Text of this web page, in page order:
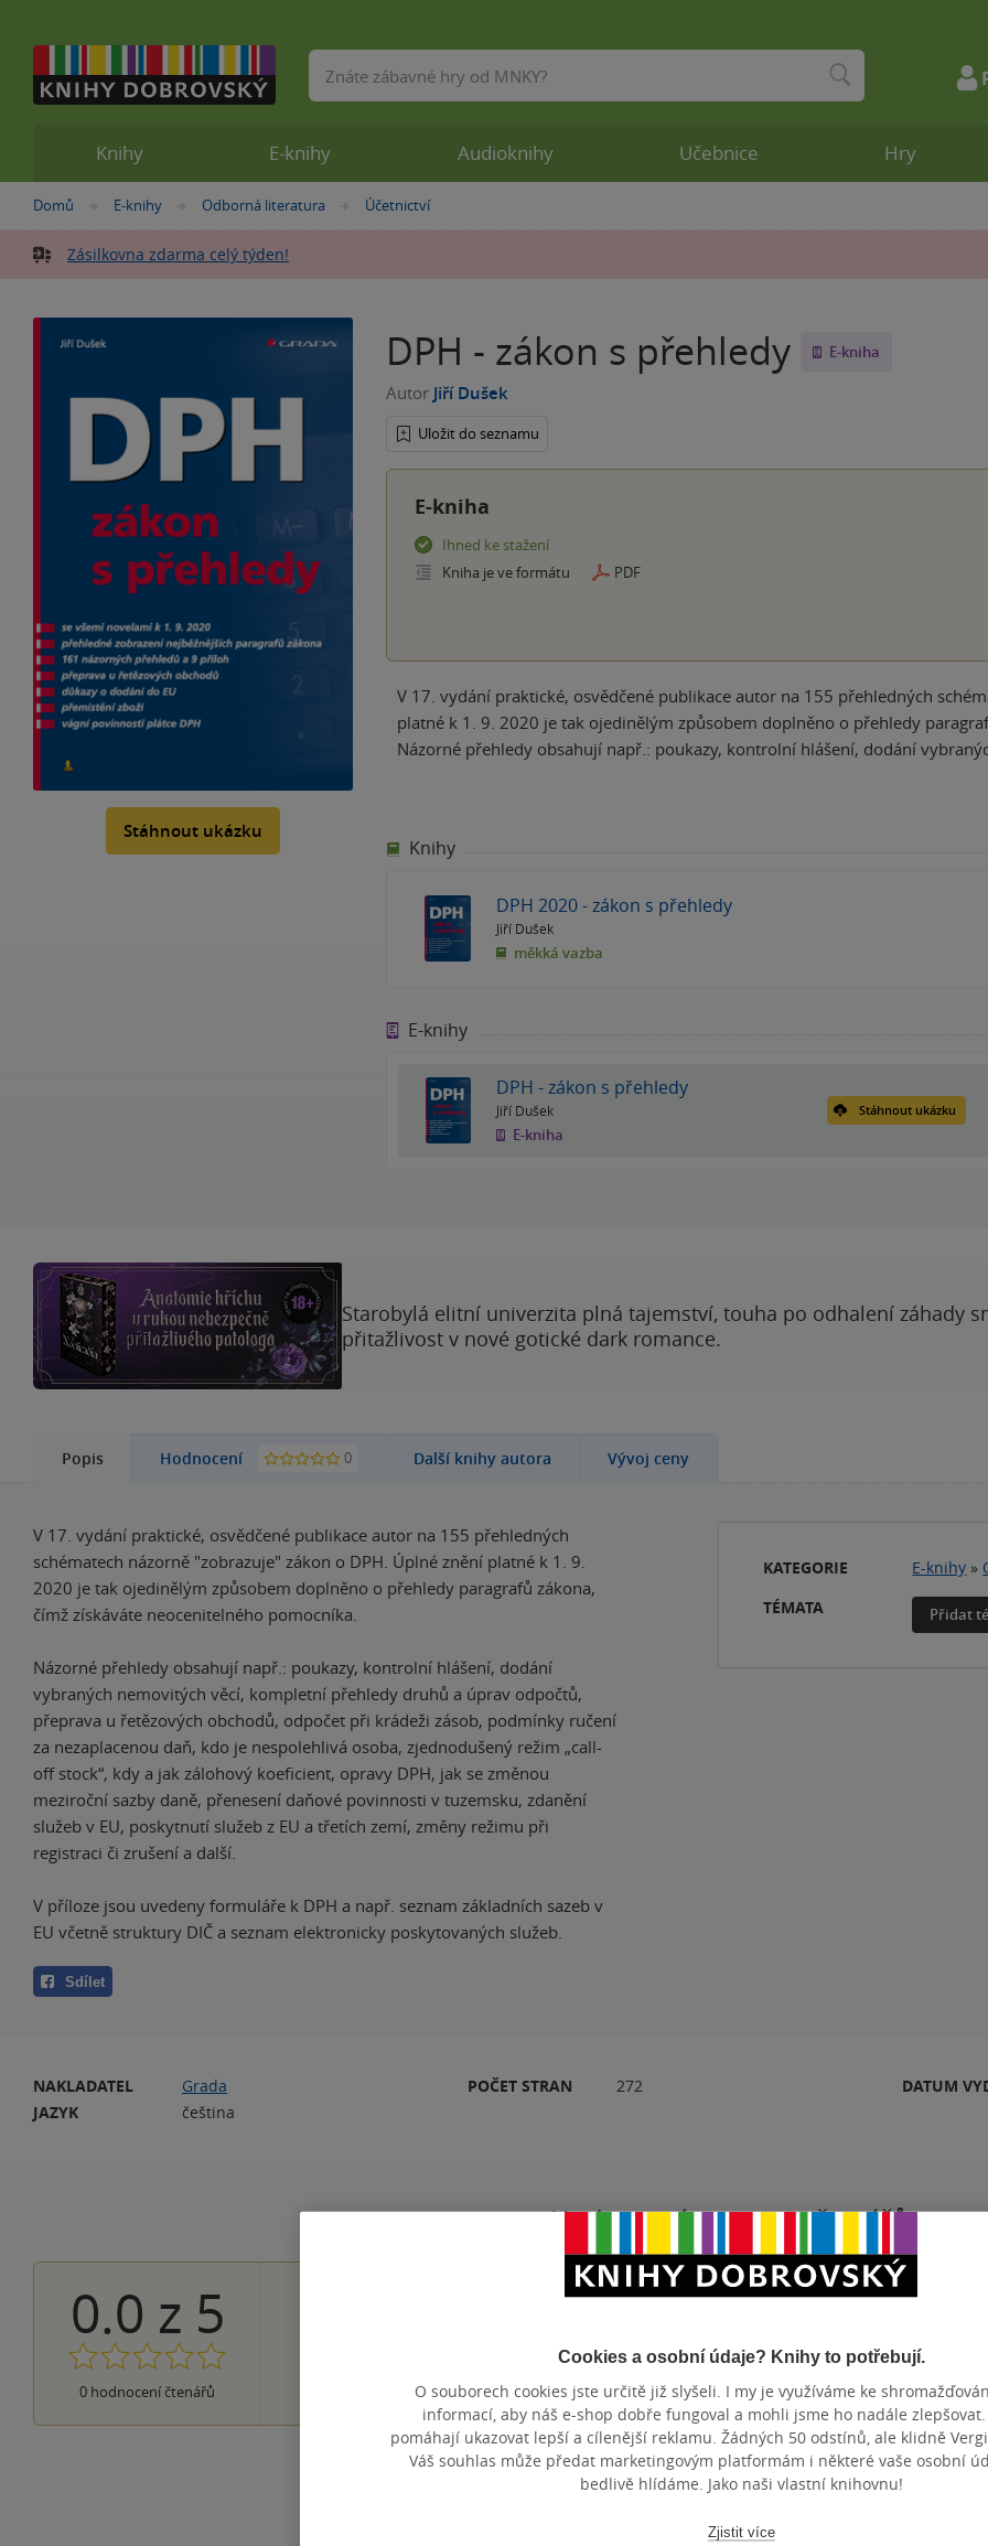
Nacházíte
zde:
Domů »
E-knihy »
Odborná literatura »
Účetnictví
Zásilkovna zdarma celý týden!
Stáhnout ukázku
DPH - zákon s přehledy E-kniha
Autor Jiří Dušek
Uložit do seznamu
E-kniha
Ihned ke stažení
Kniha je ve formátu
PDF
V 17. vydání praktické, osvědčené publikace autor na 155 přehledných
platné k 1. 9. 2020 je tak ojedinělým způsobem doplněno o přehledy
Názorné přehledy obsahují např.: poukazy, kontrolní hlášení, dodání
Knihy
DPH 2020 - zákon s přehledy
Jiří Dušek
měkká vazba
E-knihy
DPH - zákon s přehledy
Jiří Dušek
E-kniha
Stáhnout ukázku
Starobylá elitní univerzita plná tajemství, touha po odhalení záhady
přitažlivost v nové gotické dark romance.
Popis Hodnocení 0 Další knihy autora Vývoj ceny
V 17. vydání praktické, osvědčené publikace autor na 155 přehledných
schématech názorně "zobrazuje" zákon o DPH. Úplné znění platné k 1. 9.
2020 je tak ojedinělým způsobem doplněno o přehledy paragrafů zákona,
čímž získáváte neocenitelného pomocníka.
Názorné přehledy obsahují např.: poukazy, kontrolní hlášení, dodání
vybraných nemovitých věcí, kompletní přehledy druhů a úprav odpočtů,
přeprava u řetězových obchodů, odpočet při krádeži zásob, podmínky ručení
za nezaplacenou daň, kdo je nespolehlivá osoba, zjednodušený režim „call-
off stock“, kdy a jak zálohový koeficient, opravy DPH, jak se změnou
meziroční sazby daně, přenesení daňové povinnosti v tuzemsku, zdanění
služeb v EU, poskytnutí služeb z EU a třetích zemí, změny režimu při
registraci či zrušení a další.
V příloze jsou uvedeny formuláře k DPH a např. seznam základních sazeb v
EU včetně struktury DIČ a seznam elektronicky poskytovaných služeb.
Sdílet
KATEGORIE E-knihy »
TÉMATA
Přidat
NAKLADATEL
Grada
JAZYK
čeština
POČET STRAN 272 DATUM
Hodnocení a recenze čtenářů
0.0 z 5
0 hodnocení čtenářů 1 hvezdička
Přidat hodnocení
Knihy E-knihy Audioknihy Učebnice Hry
Vyhledávání
Cookies a osobní údaje? Knihy to potřebují.
O souborech cookies jste určitě již slyšeli. I my je využíváme ke
informací, aby náš e-shop dobře fungoval a mohli jsme ho nadále zlepšovat.
pomáhají ukazovat lepší a cílenější reklamu. Žádných 50 odstínů, ale klidně
Váš souhlas může předat marketingovým platformám i některé vaše osobní
bedlivě hlídáme. Jako naši vlastní knihovnu!
Zjistit více